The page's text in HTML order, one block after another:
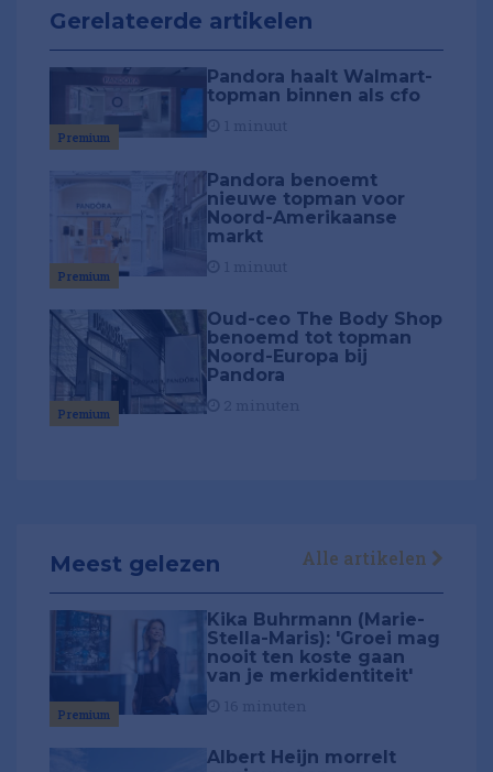
Gerelateerde artikelen
Premium
Pandora haalt Walmart-
topman binnen als cfo
Premium
Pandora benoemt
nieuwe topman voor
Noord-Amerikaanse
markt
Premium
Oud-ceo The Body Shop
benoemd tot topman
Noord-Europa bij
Pandora
Meest gelezen Alle artikelen
Premium
Kika Buhrmann (Marie-
Stella-Maris): 'Groei mag
nooit ten koste gaan
van je merkidentiteit'
Albert Heijn morrelt